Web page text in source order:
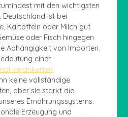
mit den wichtigsten
Deutschland ist bei
Kartoffeln oder Milch gut
oder Fisch hingegen
Abhängigkeit von Importen.
einer
verankerten
keine vollständige
aber sie stärkt die
Ernährungssystems.
Erzeugung und